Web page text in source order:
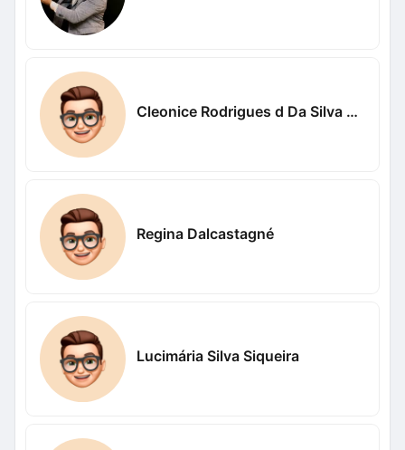
Cleonice Rodrigues d Da Silva carvalho
Regina Dalcastagné
Lucimária Silva Siqueira